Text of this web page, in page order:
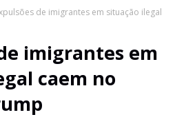
de imigrantes em situação ilegal
imigrantes em
caem no